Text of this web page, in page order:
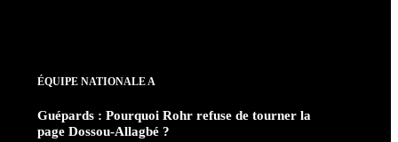
ÉQUIPE NATIONALE A
Guépards : Pourquoi Rohr refuse de tourner la
page Dossou-Allagbé ?